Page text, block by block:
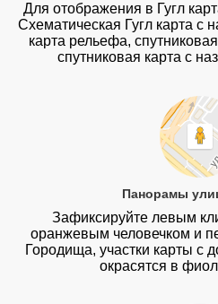
Для отображения в Гугл
Схематическая Гугл карта с
карта рельефа,
спутниковая карта с
Панорамы
Зафиксируйте левым
оранжевым человечком и
Городища, участки карты с
окрасятся в